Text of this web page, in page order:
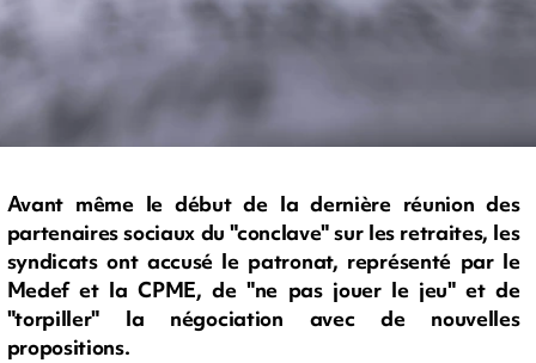
Avant même le début de la dernière réunion des
partenaires sociaux du "conclave" sur les retraites, les
syndicats ont accusé le patronat, représenté par le
Medef et la CPME, de "ne pas jouer le jeu" et de
"torpiller" la négociation avec de nouvelles
propositions.